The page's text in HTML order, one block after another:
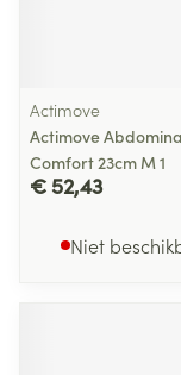
Actimove
Actimove
Comfort 23cm M 1
€ 52,43
Niet